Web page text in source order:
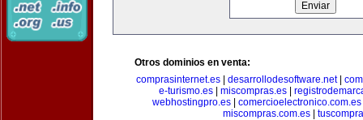
Otros dominios en venta:
comprasinternet.es
desarrollodesoftware.net|
e-turismo.es
miscompras.es
webhostingpro.es| comercioelectronico.com.es
miscompras.com.es